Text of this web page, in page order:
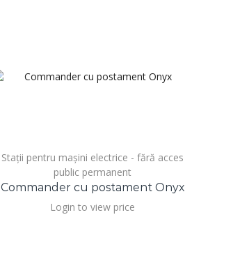
Stații pentru mașini electrice - fără acces
public permanent
Commander cu postament Onyx
Login to view price